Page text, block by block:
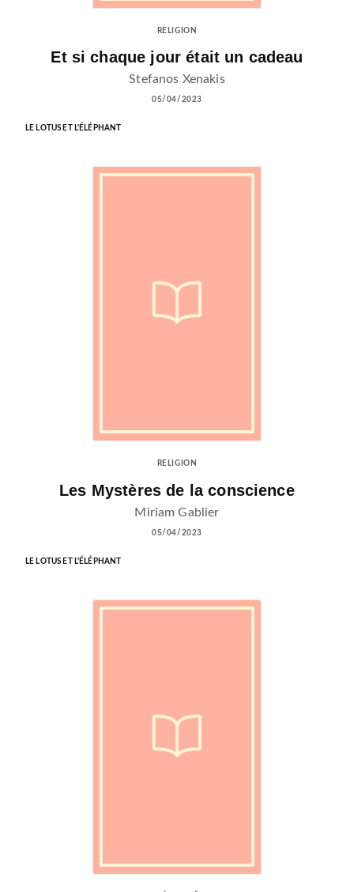
RELIGION
Et si chaque jour était un cadeau
Stefanos Xenakis
05/04/2023
LE LOTUS ET L'ÉLÉPHANT
RELIGION
Les Mystères de la conscience
Miriam Gablier
05/04/2023
LE LOTUS ET L'ÉLÉPHANT